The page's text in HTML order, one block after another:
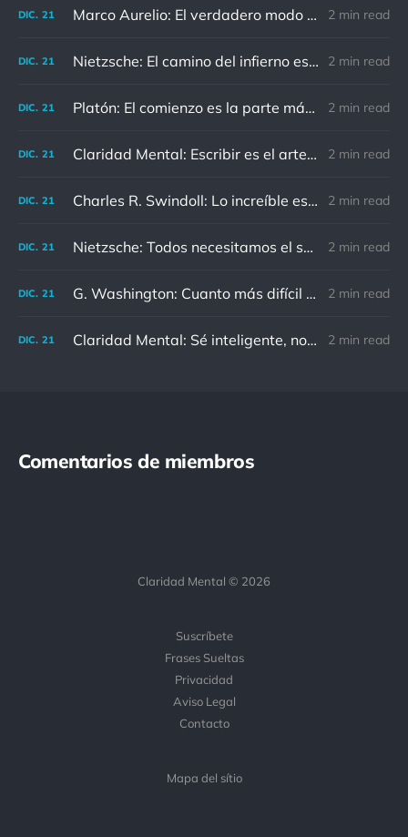
DIC. 21 Marco Aurelio: El verdadero modo de vengarse de un enemigo es no parecérsele. 2 min read
DIC. 21 Nietzsche: El camino del infierno está asfaltado de buenas intenciones. 2 min read
DIC. 21 Platón: El comienzo es la parte más importante del trabajo 2 min read
DIC. 21 Claridad Mental: Escribir es el arte de calmar y despejar la mente. 2 min read
DIC. 21 Charles R. Swindoll: Lo increíble es que cada día podemos elegir la actitud que adoptaremos. 2 min read
DIC. 21 Nietzsche: Todos necesitamos el sentido de culpa, pero nadie necesita sentirse culpable. 2 min read
DIC. 21 G. Washington: Cuanto más difícil es el conflicto, mayor es el triunfo. 2 min read
DIC. 21 Claridad Mental: Sé inteligente, no reacciones ante personas que no merecen la pena. 2 min read
Comentarios de miembros
Claridad Mental © 2026
Suscríbete
Frases Sueltas
Privacidad
Aviso Legal
Contacto
Mapa del sítio